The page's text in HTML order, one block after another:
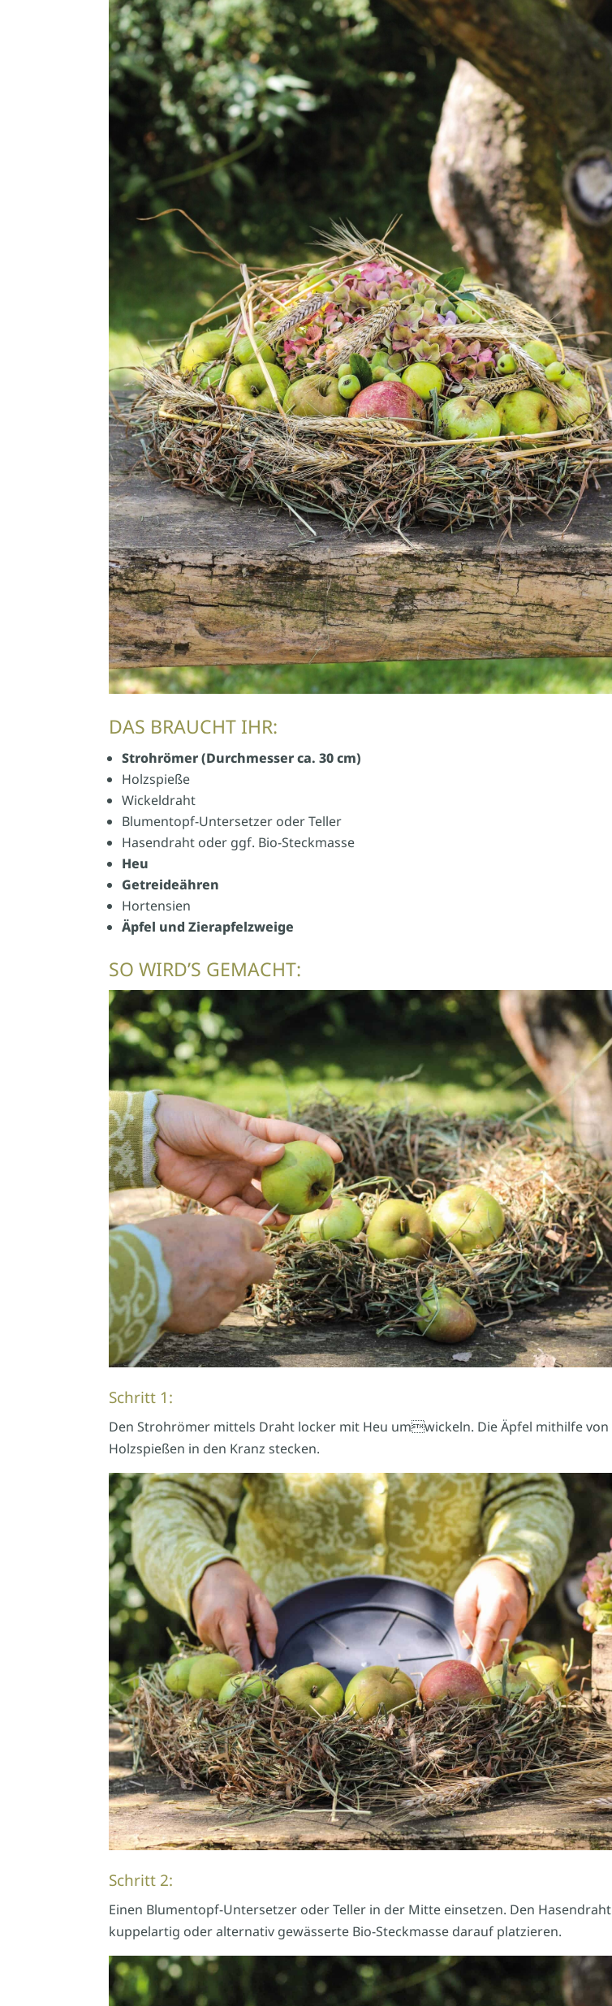
DAS BRAUCHT IHR:
Strohrömer (Durchmesser ca. 30 cm)
Holzspieße
Wickeldraht
Blumentopf-Untersetzer oder Teller
Hasendraht oder ggf. Bio-Steckmasse
Heu
Getreideähren
Hortensien
Äpfel und Zierapfelzweige
SO WIRDʼS GEMACHT:
Schritt 1:
Den Strohrömer mittels Draht locker mit Heu umwickeln. Die Äpfel mithilfe von
Holzspießen in den Kranz stecken.
Schritt 2:
Einen Blumentopf-Untersetzer oder Teller in der Mitte einsetzen. Den Hasendraht
kuppelartig oder alternativ gewässerte Bio-Steckmasse darauf platzieren.